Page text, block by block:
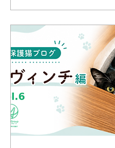
主さまとペットへの支援を
進めています。 アリアスペ
ットクリニックグループで
も、動物医療に携わる組織
として何か少しでも支援が
できればと考え、同協会を
通じた募金プロジェクトを